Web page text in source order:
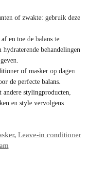
of zwakte: gebruik deze
en toe de balans te
behandelingen
of masker op dagen
de perfecte balans.
stylingproducten,
en style vervolgens.
, Leave-in conditioner